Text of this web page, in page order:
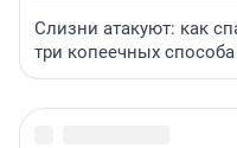
Слизни атакуют: как
три копеечных способа